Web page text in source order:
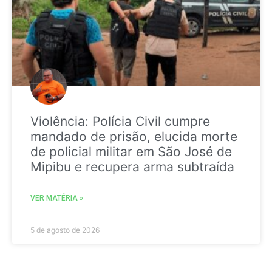
Violência: Polícia Civil cumpre
mandado de prisão, elucida morte
de policial militar em São José de
Mipibu e recupera arma subtraída
VER MATÉRIA »
5 de agosto de 2026